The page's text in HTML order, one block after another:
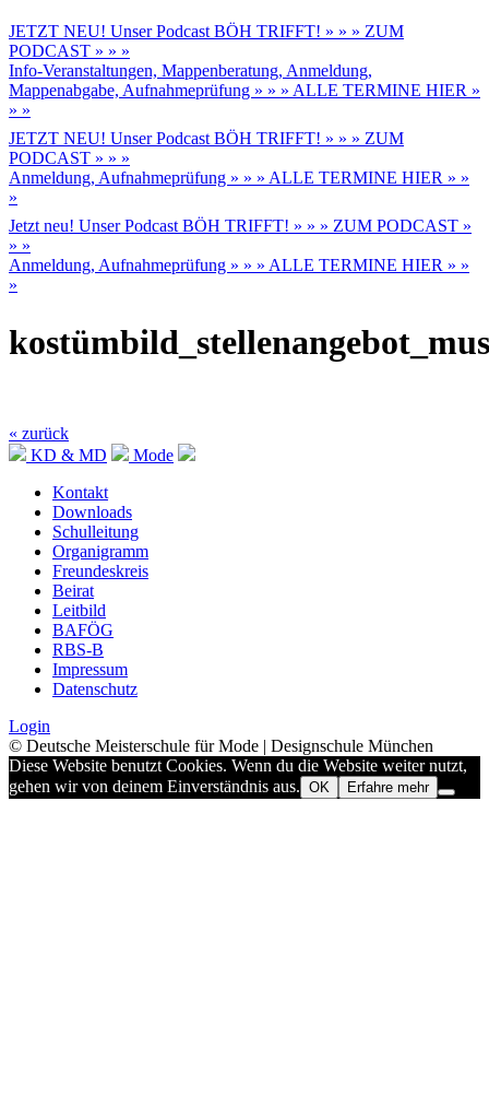
JETZT NEU! Unser Podcast BÖH TRIFFT! » » » ZUM
PODCAST » » »
Info-Veranstaltungen, Mappenberatung, Anmeldung,
Mappenabgabe, Aufnahmeprüfung » » » ALLE TERMINE HIER »
» »
JETZT NEU! Unser Podcast BÖH TRIFFT! » » » ZUM
PODCAST » » »
Anmeldung, Aufnahmeprüfung » » » ALLE TERMINE HIER » »
»
Jetzt neu! Unser Podcast BÖH TRIFFT! » » » ZUM PODCAST »
» »
Anmeldung, Aufnahmeprüfung » » » ALLE TERMINE HIER » »
»
« zurück
KD & MD
Mode
Kontakt
Downloads
Schulleitung
Organigramm
Freundeskreis
Beirat
Leitbild
BAFÖG
RBS-B
Impressum
Datenschutz
Login
© Deutsche Meisterschule für Mode | Designschule München
Diese Website benutzt Cookies. Wenn du die Website weiter nutzt,
gehen wir von deinem Einverständnis aus. OK Erfahre mehr